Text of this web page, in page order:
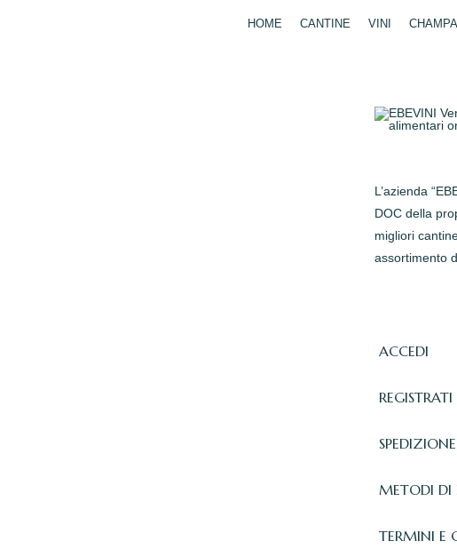
HOME CANTINE VINI
L’azienda
DOC della
migliori
assortimento
ACCEDI
REGISTRATI
SPEDIZIONE
METODI DI
TERMINI E